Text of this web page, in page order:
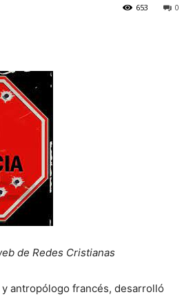
0
653
de Redes Cristianas
antropólogo francés, desarrolló